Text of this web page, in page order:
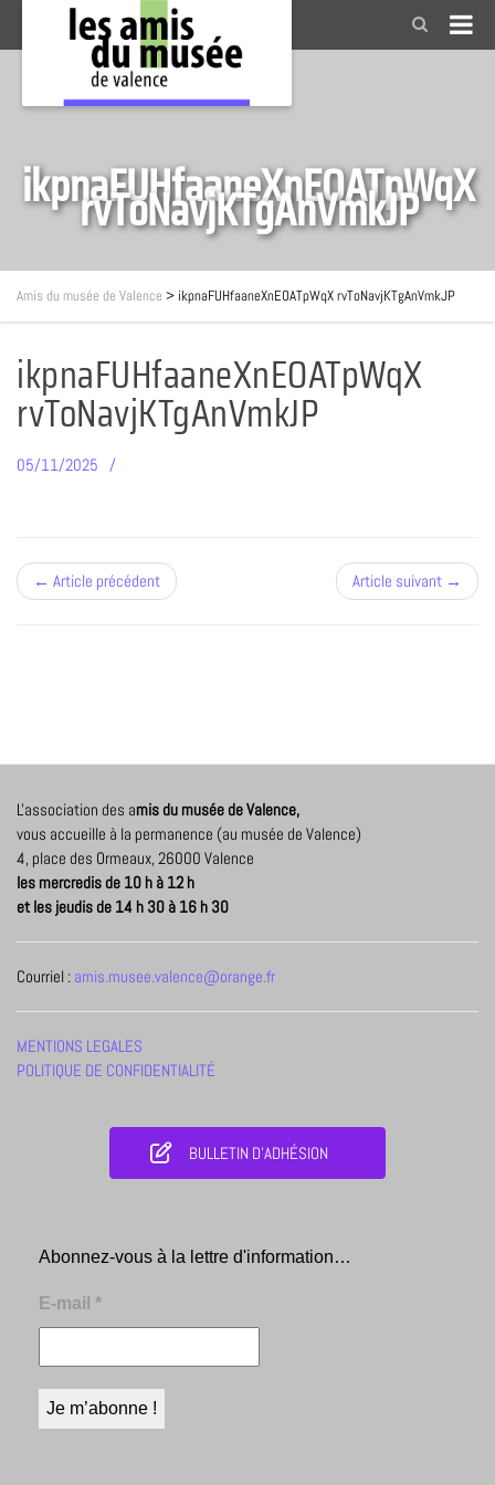
ikpnaFUHfaaneXnEOATpWqX
rvToNavjKTgAnVmkJP
Amis du musée de Valence > ikpnaFUHfaaneXnEOATpWqX rvToNavjKTgAnVmkJP
ikpnaFUHfaaneXnEOATpWqX
rvToNavjKTgAnVmkJP
05/11/2025
← Article précédent Article suivant →
L'association des amis du musée de Valence,
vous accueille à la permanence (au musée de Valence)
4, place des Ormeaux, 26000 Valence
les mercredis de 10 h à 12 h
et les jeudis de 14 h 30 à 16 h 30
Courriel : amis.musee.valence@orange.fr
MENTIONS LEGALES
POLITIQUE DE CONFIDENTIALITÉ
BULLETIN D'ADHÉSION
Abonnez-vous à la lettre d'information…
E-mail *